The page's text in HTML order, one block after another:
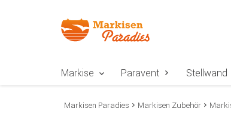
Markise Paravent Stellwand
Markisen Paradies Markisen Zubehör